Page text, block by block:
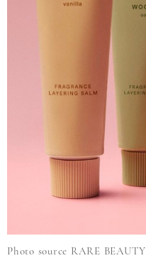
Photo source RARE BEAUTY